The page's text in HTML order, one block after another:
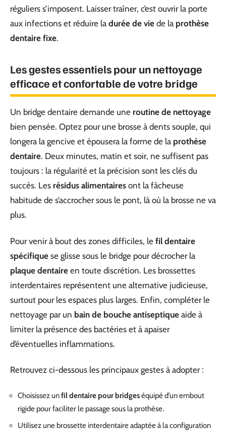
réguliers s’imposent. Laisser traîner, c’est ouvrir la porte
aux infections et réduire la durée de vie de la prothèse
dentaire fixe.
Les gestes essentiels pour un nettoyage
efficace et confortable de votre bridge
Un bridge dentaire demande une routine de nettoyage
bien pensée. Optez pour une brosse à dents souple, qui
longera la gencive et épousera la forme de la prothèse
dentaire. Deux minutes, matin et soir, ne suffisent pas
toujours : la régularité et la précision sont les clés du
succès. Les résidus alimentaires ont la fâcheuse
habitude de s’accrocher sous le pont, là où la brosse ne va
plus.
Pour venir à bout des zones difficiles, le fil dentaire
spécifique se glisse sous le bridge pour décrocher la
plaque dentaire en toute discrétion. Les brossettes
interdentaires représentent une alternative judicieuse,
surtout pour les espaces plus larges. Enfin, compléter le
nettoyage par un bain de bouche antiseptique aide à
limiter la présence des bactéries et à apaiser
d’éventuelles inflammations.
Retrouvez ci-dessous les principaux gestes à adopter :
Choisissez unfil dentaire pour bridgeséquipé d’un embout
rigide pour faciliter le passage sous la prothèse.
Utilisez une brossette interdentaire adaptée à la configuration